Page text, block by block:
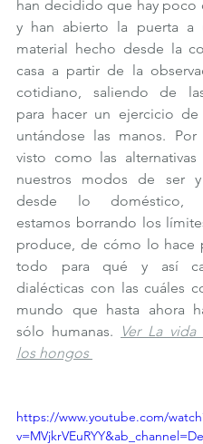
han decidido que hay poco
y han abierto la puerta a
material hecho desde la
casa a partir de la
cotidiano, saliendo de
para hacer un ejercicio de
untándose las manos.
visto como las
nuestros modos de ser
desde lo doméstico,
estamos borrando los
produce, de cómo lo hace
todo para qué y así
dialécticas con las cuáles
mundo que hasta ahora
sólo humanas.
Ver La
los hongos
https://www.youtube.com/